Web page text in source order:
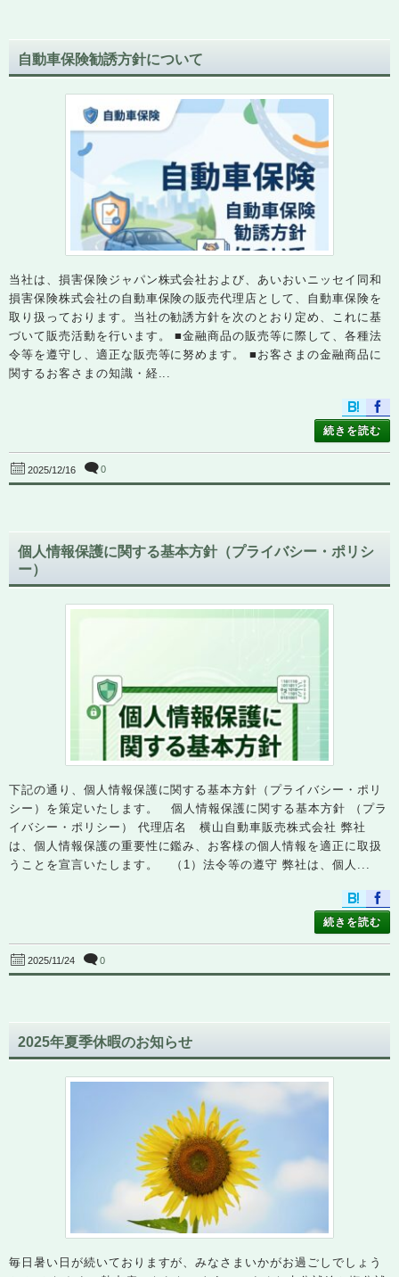
自動車保険勧誘方針について
当社は、損害保険ジャパン株式会社および、あいおいニッセイ同和
損害保険株式会社の自動車保険の販売代理店として、自動車保険を
取り扱っております。当社の勧誘方針を次のとおり定め、これに基
づいて販売活動を行います。 ■金融商品の販売等に際して、各種法
令等を遵守し、適正な販売等に努めます。 ■お客さまの金融商品に
関するお客さまの知識・経...
続きを読む
2025/12/16 0
個人情報保護に関する基本方針（プライバシー・ポリシ
ー）
下記の通り、個人情報保護に関する基本方針（プライバシー・ポリ
シー）を策定いたします。 個人情報保護に関する基本方針 （プラ
イバシー・ポリシー） 代理店名 横山自動車販売株式会社 弊社
は、個人情報保護の重要性に鑑み、お客様の個人情報を適正に取扱
うことを宣言いたします。 （1）法令等の遵守 弊社は、個人...
続きを読む
2025/11/24 0
2025年夏季休暇のお知らせ
毎日暑い日が続いておりますが、みなさまいかがお過ごしでしょう